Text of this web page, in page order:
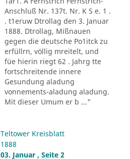
Anschluß Nr. 137t. Nr. K S e. 1 .
. t1eruw Dtrollag den 3. Januar
1888. Dtrollag, Mißnauen
gegen die deutsche Po1itck zu
erfüllrn, völlig mreitelt, und
füe hierin riegt 62 . Jahrg tte
fortschreitende innere
Gesundung aladung
vonnements-aladung aladung.
Mit dieser Umum er b ..."
Teltower Kreisblatt
1888
03. Januar , Seite 2